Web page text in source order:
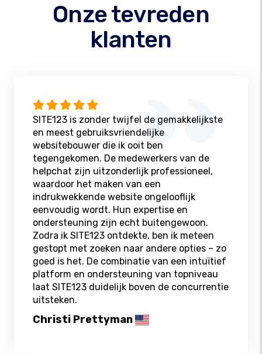
Onze tevreden
klanten
SITE123 is zonder twijfel de gemakkelijkste
en meest gebruiksvriendelijke
websitebouwer die ik ooit ben
tegengekomen. De medewerkers van de
helpchat zijn uitzonderlijk professioneel,
waardoor het maken van een
indrukwekkende website ongelooflijk
eenvoudig wordt. Hun expertise en
ondersteuning zijn echt buitengewoon.
Zodra ik SITE123 ontdekte, ben ik meteen
gestopt met zoeken naar andere opties – zo
goed is het. De combinatie van een intuïtief
platform en ondersteuning van topniveau
laat SITE123 duidelijk boven de concurrentie
uitsteken.
Christi Prettyman